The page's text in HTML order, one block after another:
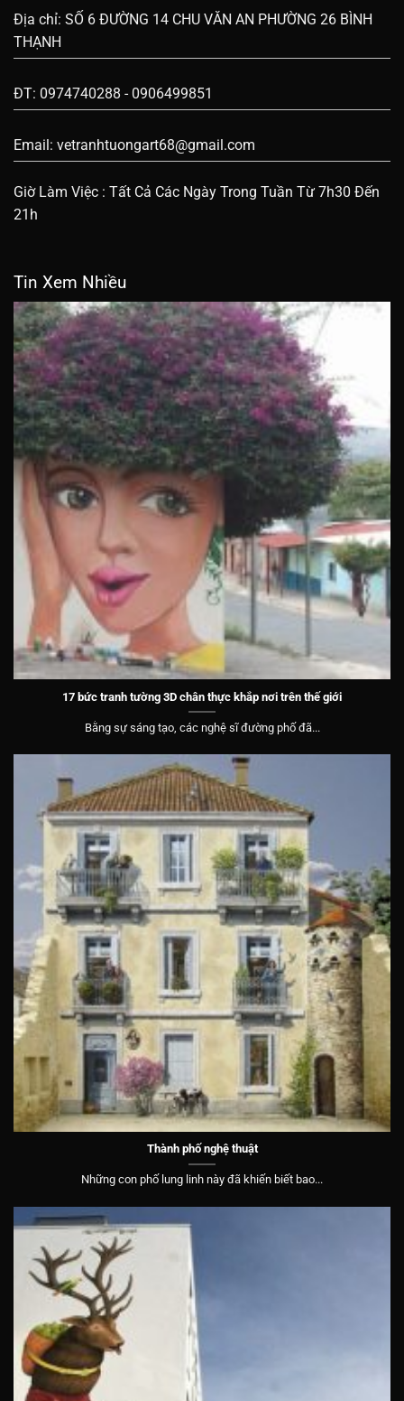
Địa chỉ: SỐ 6 ĐƯỜNG 14 CHU VĂN AN PHƯỜNG 26 BÌNH
THẠNH
ĐT: 0974740288 - 0906499851
Email: vetranhtuongart68@gmail.com
Giờ Làm Việc : Tất Cả Các Ngày Trong Tuần Từ 7h30 Đến
21h
Tin Xem Nhiều
17 bức tranh tường 3D chân thực khắp nơi trên thế giới
Bằng sự sáng tạo, các nghệ sĩ đường phố đã...
Thành phố nghệ thuật
Những con phố lung linh này đã khiến biết bao...